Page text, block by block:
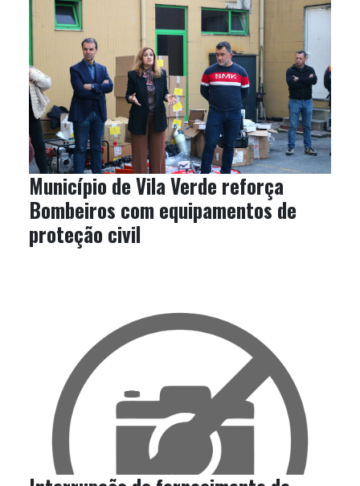
Município de Vila Verde reforça
Bombeiros com equipamentos de
proteção civil